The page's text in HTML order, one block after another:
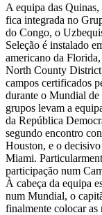
A equipa das
fica integrada no
do Congo, o
Seleção é instalado
americano da
North County District
campos certificados
durante o Mundial de
grupos levam a
da República
segundo encontro
Houston, e o
Miami.
participação num
À cabeça da equipa
num Mundial, o
finalmente colocar